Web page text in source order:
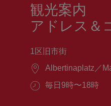
観光案内
アドレス＆
1区旧市街
場
Albertinaplatz／
営
毎日9時〜18時